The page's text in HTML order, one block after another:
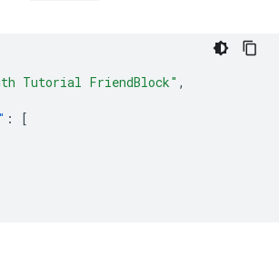
Tutorial FriendBlock" ,
:
[